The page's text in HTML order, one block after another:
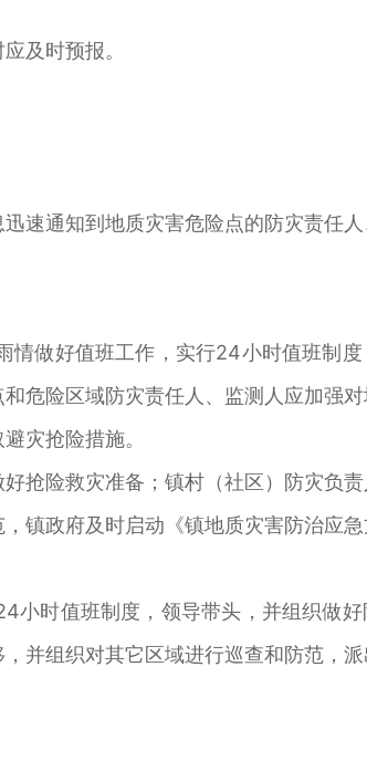
及时预报。
速通知到地质灾害危险点的防灾责任
情做好值班工作，实行24小时值班制
危险区域防灾责任人、监测人应加强
灾抢险措施。
抢险救灾准备；镇村（社区）防灾负
镇政府及时启动《镇地质灾害防治应
小时值班制度，领导带头，并组织做好
并组织对其它区域进行巡查和防范，